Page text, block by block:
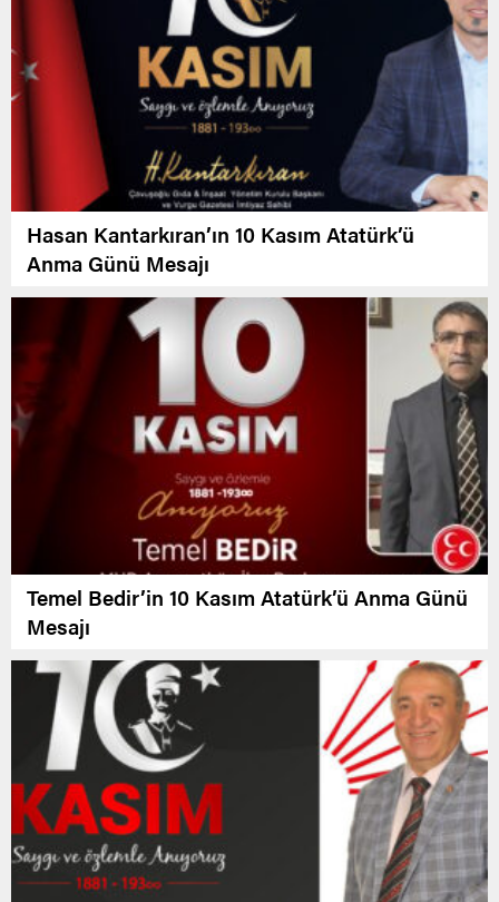
Hasan Kantarkıran’ın 10 Kasım Atatürk’ü
Anma Günü Mesajı
Temel Bedir’in 10 Kasım Atatürk’ü Anma Günü
Mesajı